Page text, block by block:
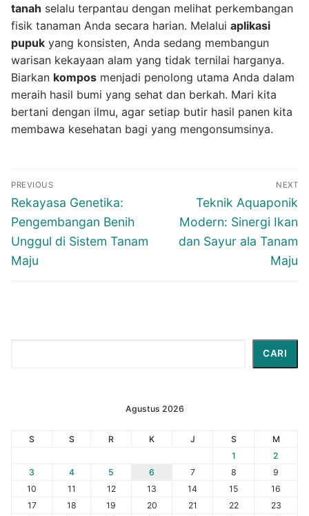
tanah selalu terpantau dengan melihat perkembangan
fisik tanaman Anda secara harian. Melalui aplikasi
pupuk yang konsisten, Anda sedang membangun
warisan kekayaan alam yang tidak ternilai harganya.
Biarkan kompos menjadi penolong utama Anda dalam
meraih hasil bumi yang sehat dan berkah. Mari kita
bertani dengan ilmu, agar setiap butir hasil panen kita
membawa kesehatan bagi yang mengonsumsinya.
Navigasi
pos
PREVIOUS
Previous
post:
Rekayasa Genetika:
Pengembangan Benih
Unggul di Sistem Tanam
Maju
NEXT
Next
post:
Teknik Aquaponik
Modern: Sinergi Ikan
dan Sayur ala Tanam
Maju
CARI
Agustus 2026
S S R K J S
M
1
2
3
4 5 6 7 8
9
10
11 12 13 14 15
16
17
18 19 20 21 22
23